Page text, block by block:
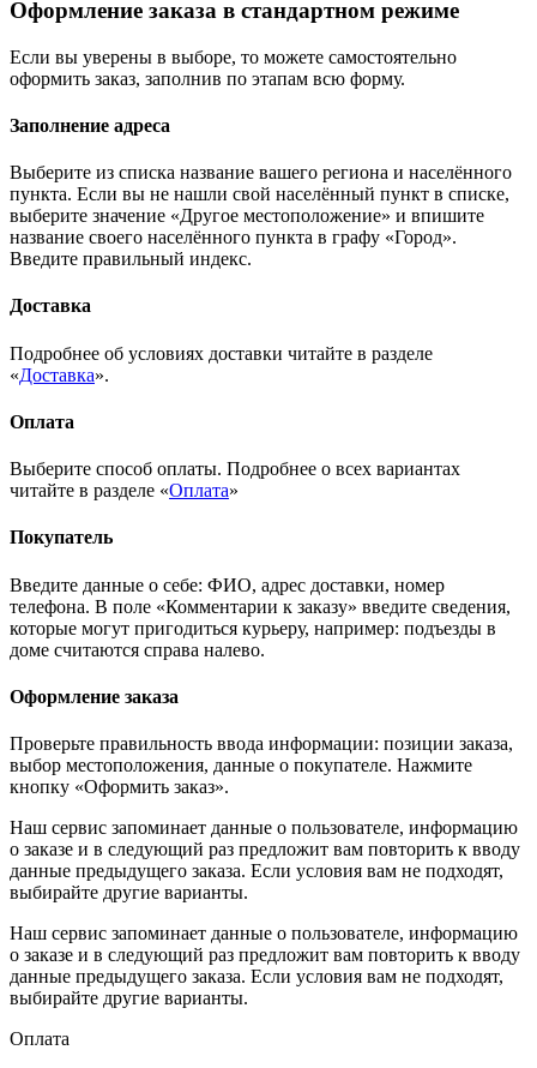
Оформление заказа в стандартном режиме
Если вы уверены в выборе, то можете самостоятельно
оформить заказ, заполнив по этапам всю форму.
Заполнение адреса
Выберите из списка название вашего региона и населённого
пункта. Если вы не нашли свой населённый пункт в списке,
выберите значение «Другое местоположение» и впишите
название своего населённого пункта в графу «Город».
Введите правильный индекс.
Доставка
Подробнее об условиях доставки читайте в разделе
«Доставка».
Оплата
Выберите способ оплаты. Подробнее о всех вариантах
читайте в разделе «Оплата»
Покупатель
Введите данные о себе: ФИО, адрес доставки, номер
телефона. В поле «Комментарии к заказу» введите сведения,
которые могут пригодиться курьеру, например: подъезды в
доме считаются справа налево.
Оформление заказа
Проверьте правильность ввода информации: позиции заказа,
выбор местоположения, данные о покупателе. Нажмите
кнопку «Оформить заказ».
Наш сервис запоминает данные о пользователе, информацию
о заказе и в следующий раз предложит вам повторить к вводу
данные предыдущего заказа. Если условия вам не подходят,
выбирайте другие варианты.
Наш сервис запоминает данные о пользователе, информацию
о заказе и в следующий раз предложит вам повторить к вводу
данные предыдущего заказа. Если условия вам не подходят,
выбирайте другие варианты.
Оплата